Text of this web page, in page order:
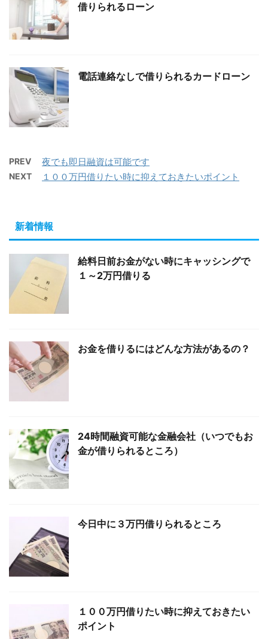
借りられるローン
電話連絡なしで借りられるカードローン
PREV 夜でも即日融資は可能です
NEXT １００万円借りたい時に抑えておきたいポイント
新着情報
給料日前お金がない時にキャッシングで
１～2万円借りる
お金を借りるにはどんな方法があるの？
24時間融資可能な金融会社（いつでもお
金が借りられるところ）
今日中に３万円借りられるところ
１００万円借りたい時に抑えておきたい
ポイント